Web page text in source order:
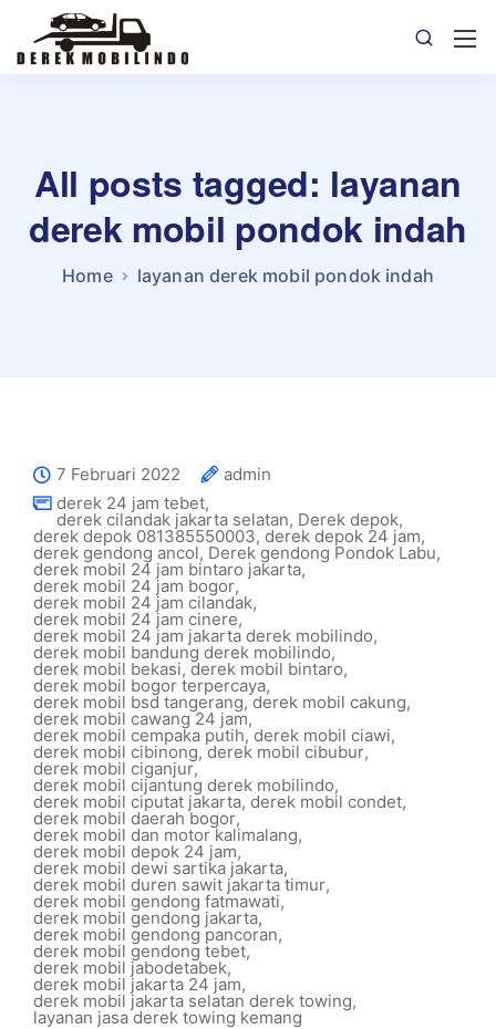
All posts tagged: layanan
derek mobil pondok indah
Home layanan derek mobil pondok indah
7 Februari 2022
admin
derek 24 jam tebet,
derek cilandak jakarta selatan, Derek depok,
derek depok 081385550003, derek depok 24 jam,
derek gendong ancol, Derek gendong Pondok Labu,
derek mobil 24 jam bintaro jakarta,
derek mobil 24 jam bogor,
derek mobil 24 jam cilandak,
derek mobil 24 jam cinere,
derek mobil 24 jam jakarta derek mobilindo,
derek mobil bandung derek mobilindo,
derek mobil bekasi, derek mobil bintaro,
derek mobil bogor terpercaya,
derek mobil bsd tangerang,derek mobil cakung,
derek mobil cawang 24 jam,
derek mobil cempaka putih,derek mobil ciawi,
derek mobil cibinong,derek mobil cibubur,
derek mobil ciganjur,
derek mobil cijantung derek mobilindo,
derek mobil ciputat jakarta, derek mobil condet,
derek mobil daerah bogor,
derek mobil dan motor kalimalang,
derek mobil depok 24 jam,
derek mobil dewi sartika jakarta,
derek mobil duren sawit jakarta timur,
derek mobil gendong fatmawati,
derek mobil gendong jakarta,
derek mobil gendong pancoran,
derek mobil gendong tebet,
derek mobil jabodetabek,
derek mobil jakarta 24 jam,
derek mobil jakarta selatan derek towing,
layanan jasa derek towing kemang